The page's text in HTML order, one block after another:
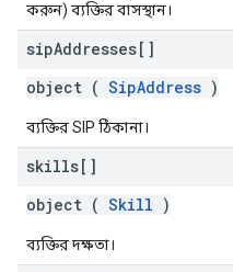
করুন) ব্যক্তির বাসস্থান।
sipAddresses[]
object ( SipAddress )
ব্যক্তির SIP ঠিকানা।
skills[]
object ( Skill )
ব্যক্তির দক্ষতা।